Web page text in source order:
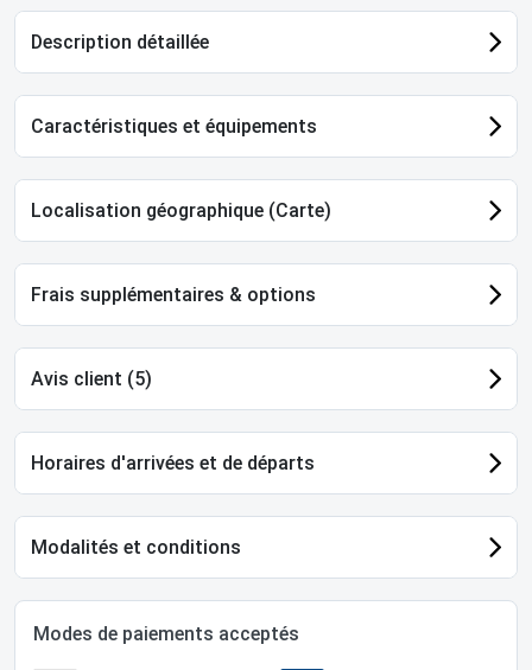
Description détaillée
Caractéristiques et équipements
Localisation géographique (Carte)
Frais supplémentaires & options
Avis client (5)
Horaires d'arrivées et de départs
Modalités et conditions
Modes de paiements acceptés